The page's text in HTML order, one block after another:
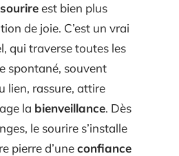
sourireest bien plus
de joie. C’est un vrai
qui traverse toutes les
spontané, souvent
lien, rassure, attire
la bienveillance. Dès
le sourire s’installe
pierre d’uneconfiance